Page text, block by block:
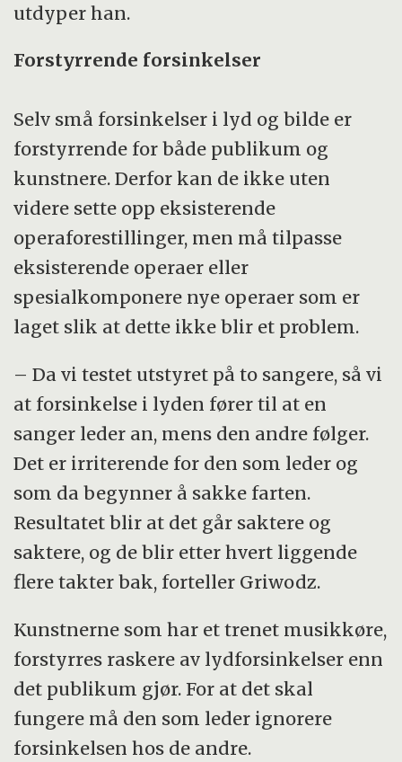
utdyper han.
Forstyrrende forsinkelser
Selv små forsinkelser i lyd og bilde er
forstyrrende for både publikum og
kunstnere. Derfor kan de ikke uten
videre sette opp eksisterende
operaforestillinger, men må tilpasse
eksisterende operaer eller
spesialkomponere nye operaer som er
laget slik at dette ikke blir et problem.
– Da vi testet utstyret på to sangere, så vi
at forsinkelse i lyden fører til at en
sanger leder an, mens den andre følger.
Det er irriterende for den som leder og
som da begynner å sakke farten.
Resultatet blir at det går saktere og
saktere, og de blir etter hvert liggende
flere takter bak, forteller Griwodz.
Kunstnerne som har et trenet musikkøre,
forstyrres raskere av lydforsinkelser enn
det publikum gjør. For at det skal
fungere må den som leder ignorere
forsinkelsen hos de andre.